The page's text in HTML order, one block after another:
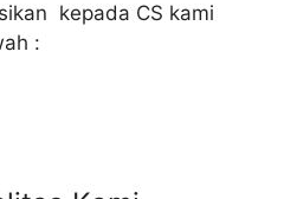
kepada CS kami
: